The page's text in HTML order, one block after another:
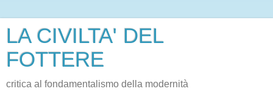
LA CIVILTA' DEL
FOTTERE
critica al fondamentalismo della modernità